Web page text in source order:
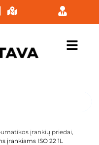
įrankių priedai,
įrankiams ISO 22 1L